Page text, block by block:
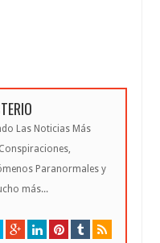
Las Noticias Más
Paranormales y
más...